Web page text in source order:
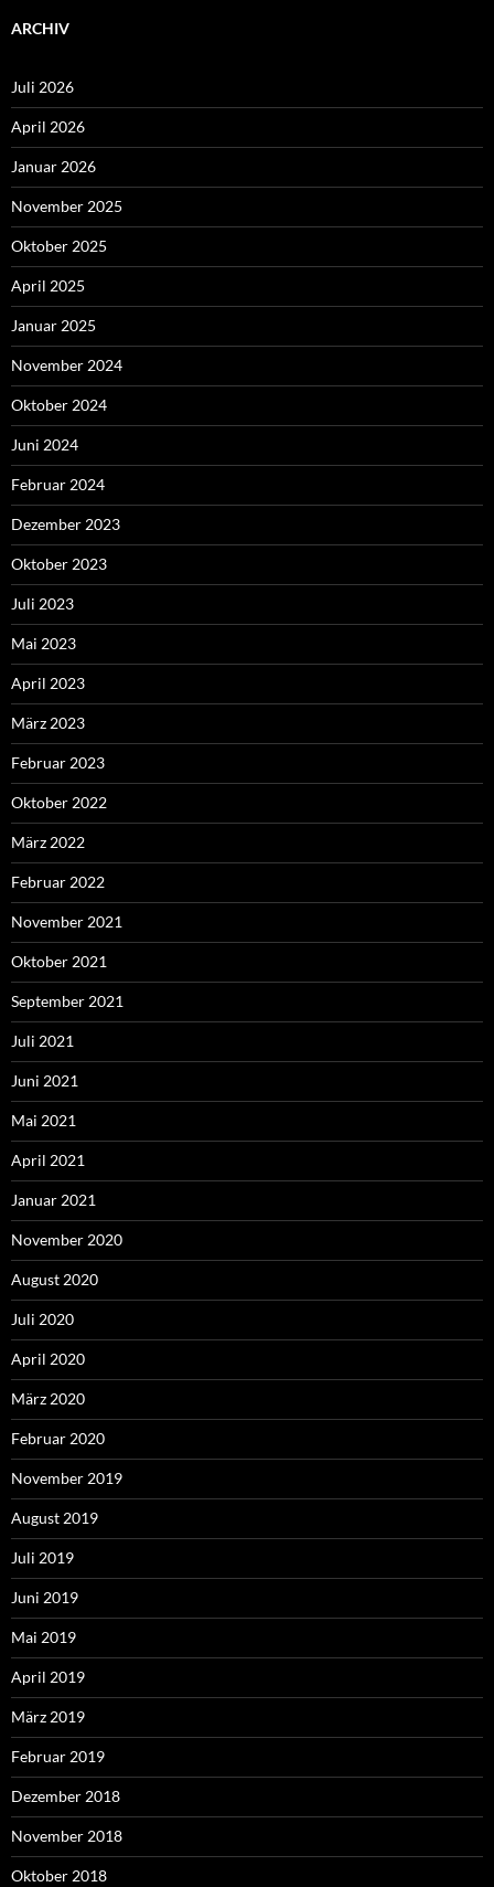
ARCHIV
Juli 2026
April 2026
Januar 2026
November 2025
Oktober 2025
April 2025
Januar 2025
November 2024
Oktober 2024
Juni 2024
Februar 2024
Dezember 2023
Oktober 2023
Juli 2023
Mai 2023
April 2023
März 2023
Februar 2023
Oktober 2022
März 2022
Februar 2022
November 2021
Oktober 2021
September 2021
Juli 2021
Juni 2021
Mai 2021
April 2021
Januar 2021
November 2020
August 2020
Juli 2020
April 2020
März 2020
Februar 2020
November 2019
August 2019
Juli 2019
Juni 2019
Mai 2019
April 2019
März 2019
Februar 2019
Dezember 2018
November 2018
Oktober 2018